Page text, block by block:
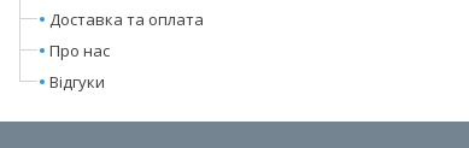
Доставка та оплата
Про нас
Відгуки